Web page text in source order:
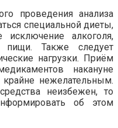
проведения анализа
специальной диеты,
исключение алкоголя,
Также следует
нагрузки. Приём
накануне
крайне нежелательным.
неизбежен, то
об этом